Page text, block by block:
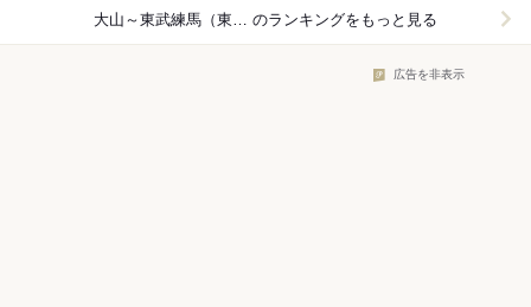
のランキングをもっと見る
広告を非表示